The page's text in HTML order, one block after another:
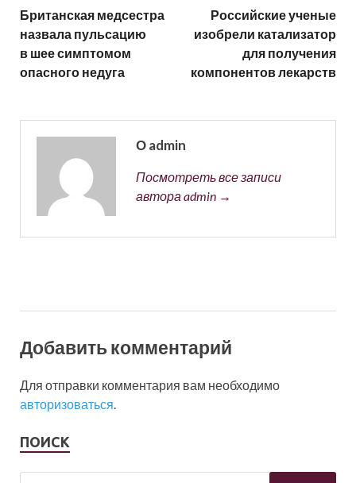
Британская медсестра
назвала пульсацию
в шее симптомом
опасного недуга
Российские ученые
изобрели катализатор
для получения
компонентов лекарств
О admin
Посмотреть все записи
автора admin →
Добавить комментарий
Для отправки комментария вам необходимо
авторизоваться.
ПОИСК